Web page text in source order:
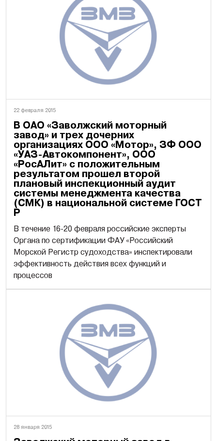
22 февраля 2015
В ОАО «Заволжский моторный
завод» и трех дочерних
организациях ООО «Мотор», ЗФ ООО
«УАЗ-Автокомпонент», ООО
«РосАЛит» с положительным
результатом прошел второй
плановый инспекционный аудит
системы менеджмента качества
(СМК) в национальной системе ГОСТ
Р
В течение 16-20 февраля российские эксперты
Органа по сертификации ФАУ «Российский
Морской Регистр судоходства» инспектировали
эффективность действия всех функций и
процессов
28 января 2015